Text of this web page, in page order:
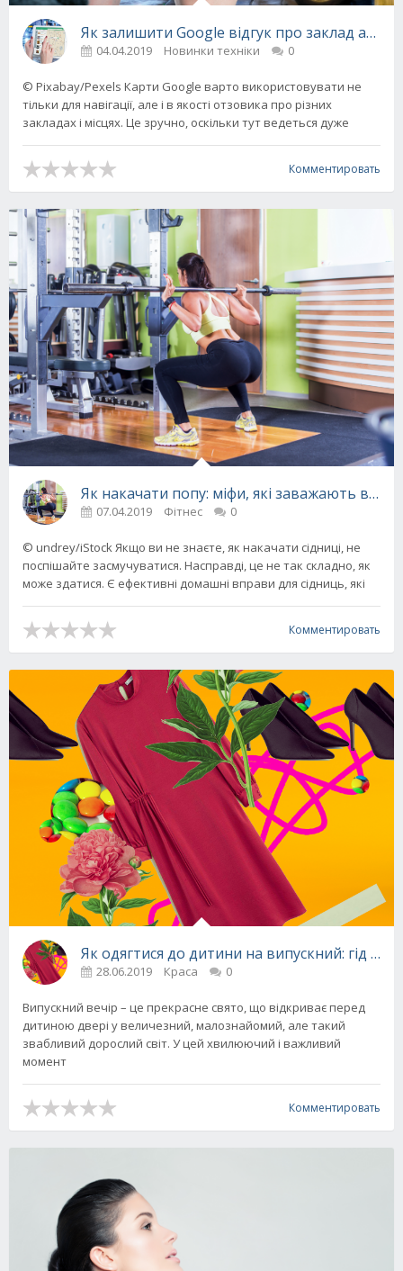
Як залишити Google відгук про заклад або
04.04.2019 Новинки техніки 0
© Pixabay/Pexels Карти Google варто використовувати не
тільки для навігації, але і в якості отзовика про різних
закладах і місцях. Це зручно, оскільки тут ведеться дуже
Комментировать
Як накачати попу: міфи, які заважають
07.04.2019 Фітнес 0
© undrey/iStock Якщо ви не знаєте, як накачати сідниці, не
поспішайте засмучуватися. Насправді, це не так складно, як
може здатися. Є ефективні домашні вправи для сідниць, які
Комментировать
Як одягтися до дитини на випускний: гід
28.06.2019 Краса 0
Випускний вечір – це прекрасне свято, що відкриває перед
дитиною двері у величезний, малознайомий, але такий
звабливий дорослий світ. У цей хвилюючий і важливий
момент
Комментировать